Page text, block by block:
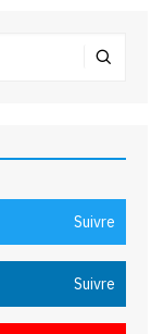
Suivre
Suivre